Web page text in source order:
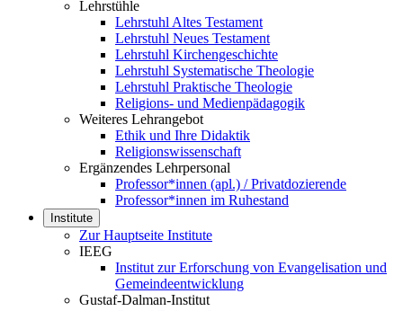
Lehrstühle
Lehrstuhl Altes Testament
Lehrstuhl Neues Testament
Lehrstuhl Kirchengeschichte
Lehrstuhl Systematische Theologie
Lehrstuhl Praktische Theologie
Religions- und Medienpädagogik
Weiteres Lehrangebot
Ethik und Ihre Didaktik
Religionswissenschaft
Ergänzendes Lehrpersonal
Professor*innen (apl.) / Privatdozierende
Professor*innen im Ruhestand
Institute
Zur Hauptseite Institute
IEEG
Institut zur Erforschung von Evangelisation und
Gemeindeentwicklung
Gustaf-Dalman-Institut